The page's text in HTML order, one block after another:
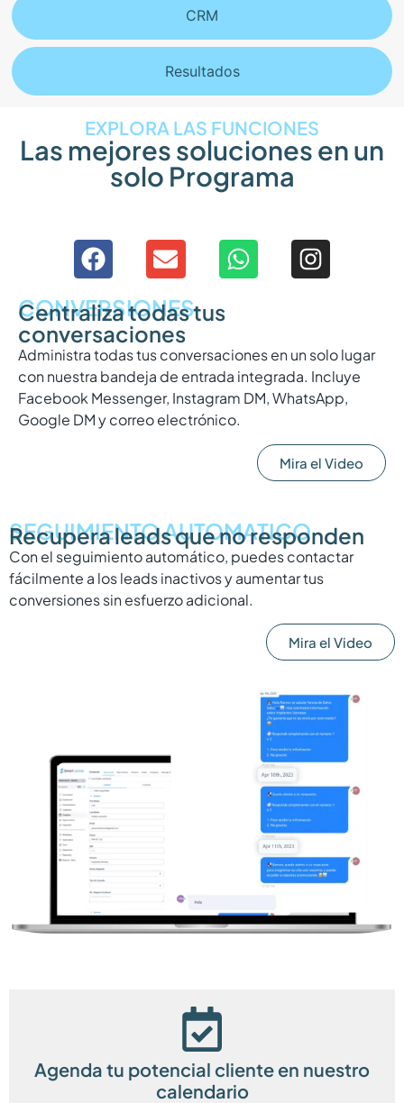
CRM
Resultados
EXPLORA LAS FUNCIONES
Las mejores soluciones en un
solo Programa
CONVERSIONES
Centraliza todas tus
conversaciones
Administra todas tus conversaciones en un solo lugar
con nuestra bandeja de entrada integrada. Incluye
Facebook Messenger, Instagram DM, WhatsApp,
Google DM y correo electrónico.
Mira el Video
SEGUIMIENTO AUTOMATICO
Recupera leads que no responden
Con el seguimiento automático, puedes contactar
fácilmente a los leads inactivos y aumentar tus
conversiones sin esfuerzo adicional.
Mira el Video
Agenda tu potencial cliente en nuestro
calendario